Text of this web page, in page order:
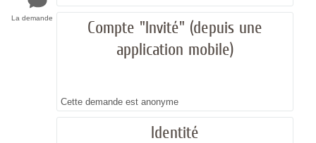
La demande
Compte "Invité" (depuis une
application mobile)
Cette demande est anonyme
Identité